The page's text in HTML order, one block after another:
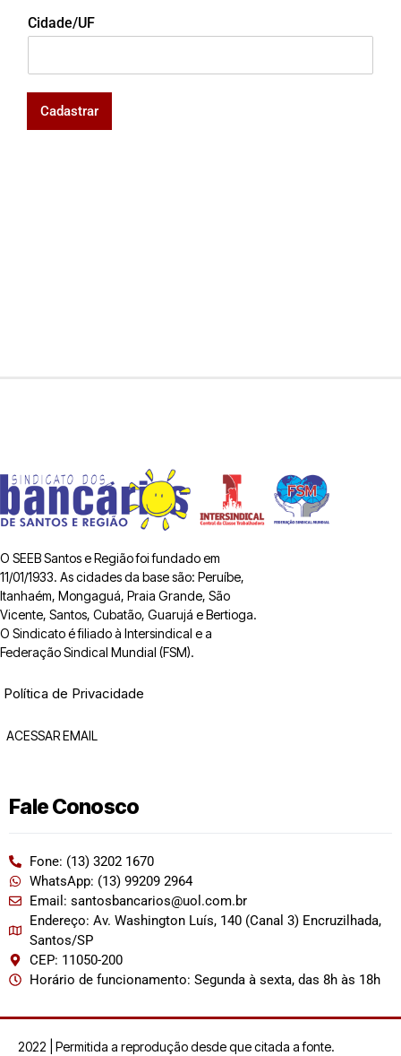
Cidade/UF
Cadastrar
O SEEB Santos e Região foi fundado em
11/01/1933. As cidades da base são: Peruíbe,
Itanhaém, Mongaguá, Praia Grande, São
Vicente, Santos, Cubatão, Guarujá e Bertioga.
O Sindicato é filiado à Intersindical e a
Federação Sindical Mundial (FSM).
Política de Privacidade
ACESSAR EMAIL
Fale Conosco
Fone: (13) 3202 1670
WhatsApp: (13) 99209 2964
Email: santosbancarios@uol.com.br
Endereço: Av. Washington Luís, 140 (Canal 3) Encruzilhada,
Santos/SP
CEP: 11050-200
Horário de funcionamento: Segunda à sexta, das 8h às 18h
2022 | Permitida a reprodução desde que citada a fonte.